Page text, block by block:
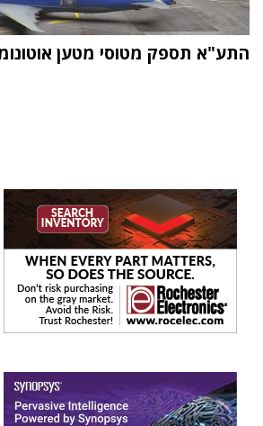
התע"א תספק מטוסי מטען